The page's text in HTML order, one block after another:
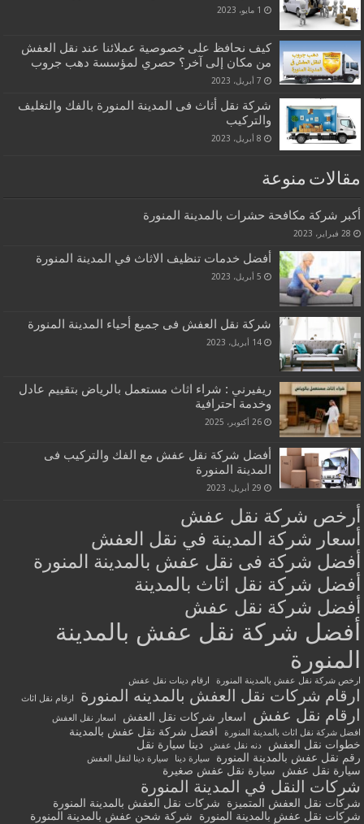
1 مايو، 2023
كيف نحافظ على خصوصية عملائنا عند نقل العفش
من مكان إلى آخر؟ حصري لمؤسسة دهب جروب
7 أبريل، 2023
شركة نقل أثاث فى المدينة المنورة بالفك والتغليف
والتركيب
8 أبريل، 2023
مقالات منوعة
أكبر شركة مكافحة حشرات بالمدينة المنورة
28 فبراير، 2023
أفضل خدمات تنظيف الاثاث في المدينة المنورة
5 أبريل، 2023
شركة نقل العفش فى جميع أحياء المدينة المنورة
14 أبريل، 2023
ريفيرني : شراء اثاث مستعمل بالرياض بتقييم عادل
وخدمة احترافية
26 أكتوبر، 2025
أفضل شركة نقل عفش مع الفك والتركيب فى
المدينة المنورة
29 أبريل، 2023
أرخص شركة نقل عفش
أسعار شركة المدينة في نقل العفش
أفضل شركة فى نقل عفش بالمدينة المنورة
أفضل شركة نقل اثاث بالمدينة
أفضل شركة نقل عفش
أفضل شركة نقل عفش بالمدينة
المنورة
ارخص شركة نقل عفش بالمدينة المنورة ارقام دينات نقل عفش
ارقام شركات نقل العفش بالمدينه المنورة ارقام نقل اثاث
ارقام نقل عفش اسعار شركات نقل العفش
اسعار نقل العفش
افضل شركة نقل اثاث بالمدينة المنورة
افضل شركة نقل عفش بالمدينة
خطوات نقل العفش
دنه نقل عفش
دينا سيارة نقل
رقم نقل عفش بالمدينة المنورة
سيارة دينا سيارة دينا لنقل العفش
سيارة نقل عفش سيارة نقل عفش صغيرة
شركات النقل في المدينة المنورة
شركات نقل العفش المتميزة
شركات نقل العفش بالمدينة المنورة
شركات نقل عفش بالمدينة المنورة
شركة شحن عفش بالمدينة المنورة